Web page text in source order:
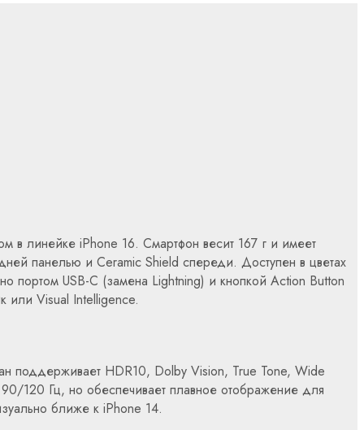
в линейке iPhone 16. Смартфон весит 167 г и имеет
панелью и Ceramic Shield спереди. Доступен в цветах
портом USB-C (замена Lightning) и кнопкой Action Button
или Visual Intelligence.
поддерживает HDR10, Dolby Vision, True Tone, Wide
120 Гц, но обеспечивает плавное отображение для
ближе к iPhone 14.